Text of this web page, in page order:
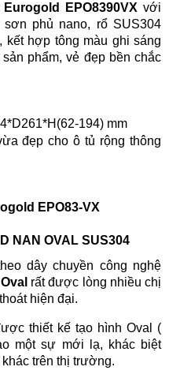
EPO8390VXvới
phủ nano, rổ SUS304
kết hợp tông màu ghi sáng
phẩm, vẻ đẹp bền chắc
194) mm
đẹp cho ô tủ rộng thông
EPO83-VX
NAN OVAL SUS304
dây chuyền công nghệ
rất được lòng nhiều chị
hiện đại.
thiết kế tạo hình Oval (
một sự mới lạ, khác biệt
trên thị trường.